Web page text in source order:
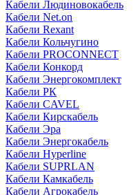
Кабели Людиновокабель
Кабели Net.on
Кабели Rexant
Кабели Кольчугино
Кабели PROCONNECT
Кабели Конкорд
Кабели Энергокомплект
Кабели РК
Кабели CAVEL
Кабели Кирскабель
Кабели Эра
Кабели Энергокабель
Кабели Hyperline
Кабели SUPRLAN
Кабели Камкабель
Кабели Агрокабель